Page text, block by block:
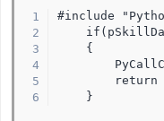
#include
    {
return
    }